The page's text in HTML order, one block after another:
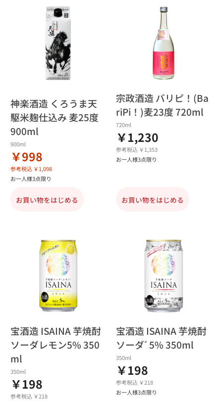
神楽酒造 くろうま天
駆米麹仕込み 麦25度
900ml
900ml
￥998
参考税込 ￥1,098
お一人様3点限り
お買い物をはじめる
宗政酒造 バリピ！(Ba
riPi！)麦23度 720ml
720ml
￥1,230
参考税込 ￥1,353
お一人様3点限り
お買い物をはじめる
宝酒造 ISAINA 芋焼酎
ソーダレモン5% 350
ml
350ml
￥198
参考税込 ￥218
宝酒造 ISAINA 芋焼酎
ソーダﾞ5% 350ml
350ml
￥198
参考税込 ￥218
お一人様3点限り